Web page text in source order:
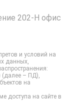
202-Н офис
и условий на
данных,
(далее – ПД),
на
доступа на сайте в